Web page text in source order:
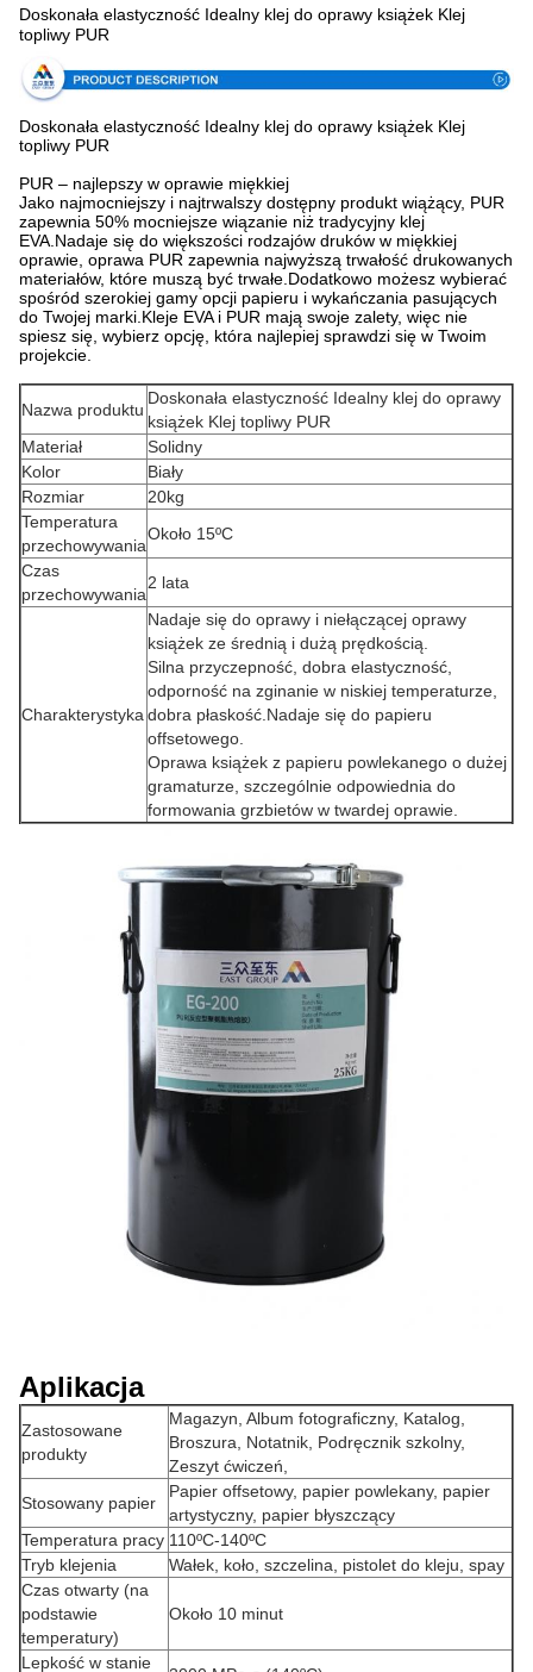
Doskonała elastyczność Idealny klej do oprawy książek Klej
topliwy PUR
Doskonała elastyczność Idealny klej do oprawy książek Klej
topliwy PUR
PUR – najlepszy w oprawie miękkiej
Jako najmocniejszy i najtrwalszy dostępny produkt wiążący, PUR
zapewnia 50% mocniejsze wiązanie niż tradycyjny klej
EVA.Nadaje się do większości rodzajów druków w miękkiej
oprawie, oprawa PUR zapewnia najwyższą trwałość drukowanych
materiałów, które muszą być trwałe.Dodatkowo możesz wybierać
spośród szerokiej gamy opcji papieru i wykańczania pasujących
do Twojej marki.Kleje EVA i PUR mają swoje zalety, więc nie
spiesz się, wybierz opcję, która najlepiej sprawdzi się w Twoim
projekcie.
Nazwa produktu
Doskonała elastyczność Idealny klej do oprawy
książek Klej topliwy PUR
Materiał
Solidny
Kolor
Biały
Rozmiar
20kg
Temperatura
przechowywania
Około 15ºC
Czas
przechowywania
2 lata
Charakterystyka
Nadaje się do oprawy i niełączącej oprawy
książek ze średnią i dużą prędkością.
Silna przyczepność, dobra elastyczność,
odporność na zginanie w niskiej temperaturze,
dobra płaskość.Nadaje się do papieru
offsetowego.
Oprawa książek z papieru powlekanego o dużej
gramaturze, szczególnie odpowiednia do
formowania grzbietów w twardej oprawie.
Aplikacja
Zastosowane
produkty
Magazyn, Album fotograficzny, Katalog,
Broszura, Notatnik, Podręcznik szkolny,
Zeszyt ćwiczeń,
Stosowany papier
Papier offsetowy, papier powlekany, papier
artystyczny, papier błyszczący
Temperatura pracy 110ºC-140ºC
Tryb klejenia
Wałek, koło, szczelina, pistolet do kleju, spay
Czas otwarty (na
podstawie
temperatury)
Około 10 minut
Lepkość w stanie